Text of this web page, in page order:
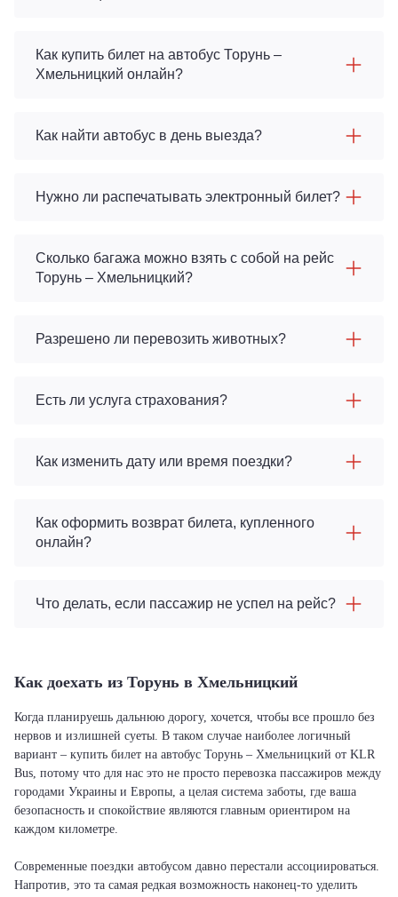
Как купить билет на автобус Торунь –
Хмельницкий онлайн?
Как найти автобус в день выезда?
Нужно ли распечатывать электронный билет?
Сколько багажа можно взять с собой на рейс
Торунь – Хмельницкий?
Разрешено ли перевозить животных?
Есть ли услуга страхования?
Как изменить дату или время поездки?
Как оформить возврат билета, купленного
онлайн?
Что делать, если пассажир не успел на рейс?
Как доехать из Торунь в Хмельницкий
Когда планируешь дальнюю дорогу, хочется, чтобы все прошло без
нервов и излишней суеты. В таком случае наиболее логичный
вариант – купить билет на автобус Торунь – Хмельницкий от KLR
Bus, потому что для нас это не просто перевозка пассажиров между
городами Украины и Европы, а целая система заботы, где ваша
безопасность и спокойствие являются главным ориентиром на
каждом километре.
Современные поездки автобусом давно перестали ассоциироваться.
Напротив, это та самая редкая возможность наконец-то уделить